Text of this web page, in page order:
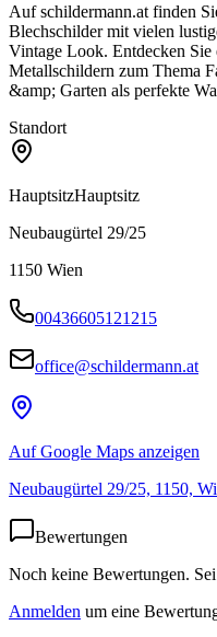
Auf schildermann.at finden
Blechschilder mit vielen
Vintage Look. Entdecken Sie
Metallschildern zum Thema
&amp; Garten als perfekte
Standort
HauptsitzHauptsitz
Neubaugürtel 29/25
1150 Wien
00436605121215
office@schildermann.at
Auf Google Maps anzeigen
Neubaugürtel 29/25, 1150,
Bewertungen
Noch keine Bewertungen.
Anmelden um eine